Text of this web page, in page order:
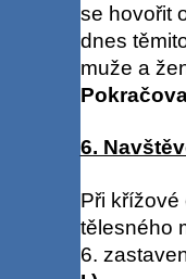
se hovořit
dnes
muže a
6.
Při křížové
tělesného
6.